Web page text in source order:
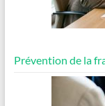
Prévention de la